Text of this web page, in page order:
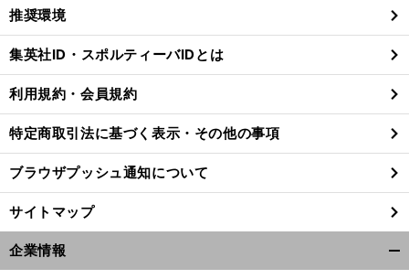
閉
る
推奨環境
集英社ID・スポルティーバIDとは
利用規約・会員規約
特定商取引法に基づく表示・その他の事項
ブラウザプッシュ通知について
サイトマップ
企業情報